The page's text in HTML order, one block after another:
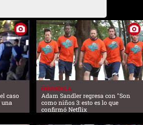
caso
una
FARANDULA
Adam Sandler regresa con "Son
como niños 3: esto es lo que
confirmó Netflix